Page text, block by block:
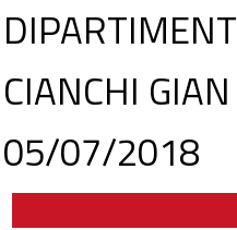
CIANCHI
05/07/2018